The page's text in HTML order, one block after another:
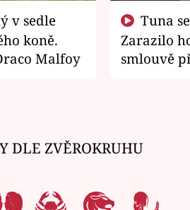
koně.
Malfoy
Zarazilo
smlouvě
DLE ZVĚROKRUHU